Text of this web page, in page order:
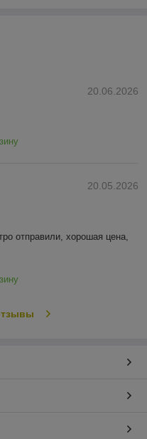
20.06.2026
20.05.2026
отправили, хорошая цена,